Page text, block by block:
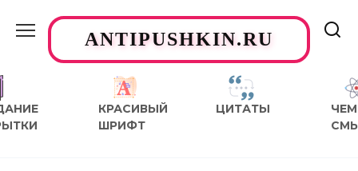
содержаниюANTIPUSHKIN.RU
КРАСИВЫЙ
ШРИФТ
ЦИТАТЫ
ЧЕМ